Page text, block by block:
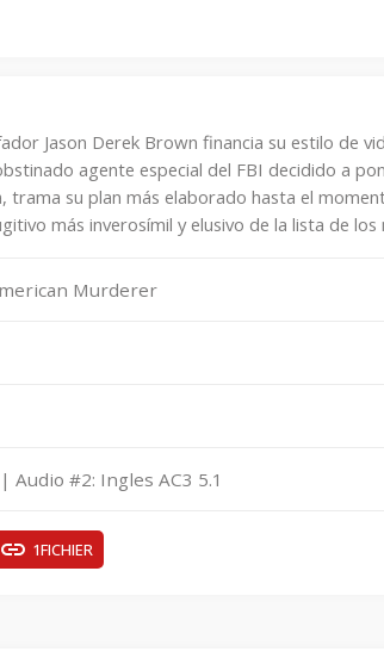
Jason Derek Brown financia su estilo de
agente especial del FBI decidido a
su plan más elaborado hasta el
más inverosímil y elusivo de la lista de los
Murderer
Audio #2: Ingles AC3 5.1
1FICHIER